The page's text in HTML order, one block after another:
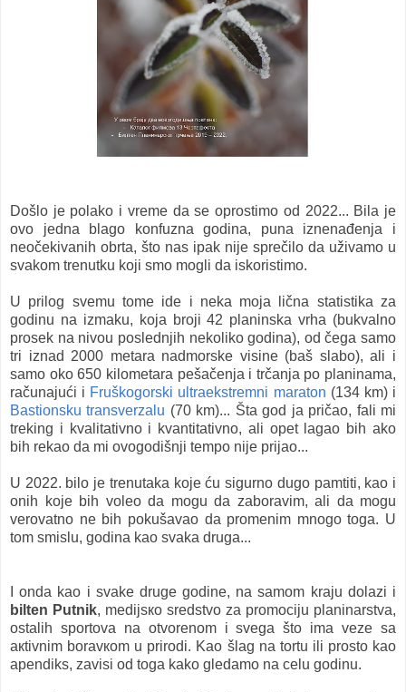
Došlo je polako i vreme da se oprostimo od 2022... Bila je
ovo jedna blago konfuzna godina, puna iznenađenja i
neočekivanih obrta, što nas ipak nije sprečilo da uživamo u
svakom trenutku koji smo mogli da iskoristimo.
U prilog svemu tome ide i neka moja lična statistika za
godinu na izmaku, koja broji 42 planinska vrha (bukvalno
prosek na nivou poslednjih nekoliko godina), od čega samo
tri iznad 2000 metara nadmorske visine (baš slabo), ali i
samo oko 650 kilometara pešačenja i trčanja po planinama,
računajući i Fruškogorski ultraekstremni maraton (134 km) i
Bastionsku transverzalu (70 km)... Šta god ja pričao, fali mi
treking i kvalitativno i kvantitativno, ali opet lagao bih ako
bih rekao da mi ovogodišnji tempo nije prijao...
U 2022. bilo je trenutaka koje ću sigurno dugo pamtiti, kao i
onih koje bih voleo da mogu da zaboravim, ali da mogu
verovatno ne bih pokušavao da promenim mnogo toga. U
tom smislu, godina kao svaka druga...
I onda kao i svake druge godine, na samom kraju dolazi i
bilten Putnik, medijsкo sredstvo za promociju planinarstva,
ostalih sportova na otvorenom i svega što ima veze sa
aкtivnim boravкom u prirodi. Kao šlag na tortu ili prosto kao
apendiks, zavisi od toga kako gledamo na celu godinu.